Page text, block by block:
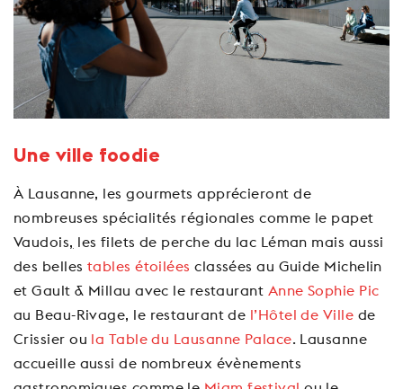
Une ville foodie
À Lausanne, les gourmets apprécieront de
nombreuses spécialités régionales comme le papet
Vaudois, les filets de perche du lac Léman mais aussi
des belles tables étoilées classées au Guide Michelin
et Gault & Millau avec le restaurant Anne Sophie Pic
au Beau-Rivage, le restaurant de l’Hôtel de Ville de
Crissier ou la Table du Lausanne Palace. Lausanne
accueille aussi de nombreux évènements